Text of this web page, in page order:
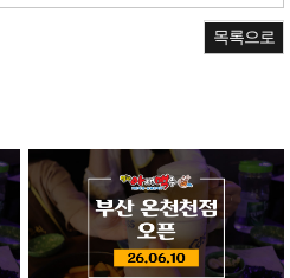
목록으로